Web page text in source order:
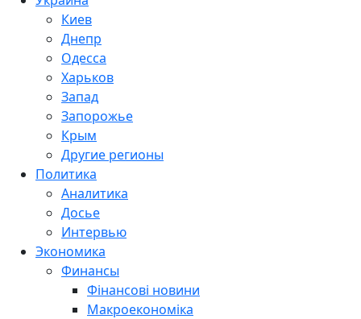
Киев
Днепр
Одесса
Харьков
Запад
Запорожье
Крым
Другие регионы
Политика
Аналитика
Досье
Интервью
Экономика
Финансы
Фінансові новини
Макроекономіка